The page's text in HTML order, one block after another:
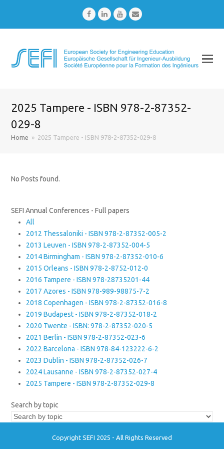
FacebookLinkedInYoutubeEmail
2025 Tampere - ISBN 978-2-87352-
029-8
Home » 2025 Tampere - ISBN 978-2-87352-029-8
No Posts found.
SEFI Annual Conferences - Full papers
All
2012 Thessaloniki - ISBN 978-2-87352-005-2
2013 Leuven - ISBN 978-2-87352-004-5
2014 Birmingham - ISBN 978-2-87352-010-6
2015 Orleans - ISBN 978-2-8752-012-0
2016 Tampere - ISBN 978-28735201-44
2017 Azores - ISBN 978-989-98875-7-2
2018 Copenhagen - ISBN 978-2-87352-016-8
2019 Budapest - ISBN 978-2-87352-018-2
2020 Twente - ISBN: 978-2-87352-020-5
2021 Berlin - ISBN 978-2-87352-023-6
2022 Barcelona - ISBN 978-84-123222-6-2
2023 Dublin - ISBN 978-2-87352-026-7
2024 Lausanne - ISBN 978-2-87352-027-4
2025 Tampere - ISBN 978-2-87352-029-8
Search by topic
Copyright SEFI 2025 - All Rights Reserved